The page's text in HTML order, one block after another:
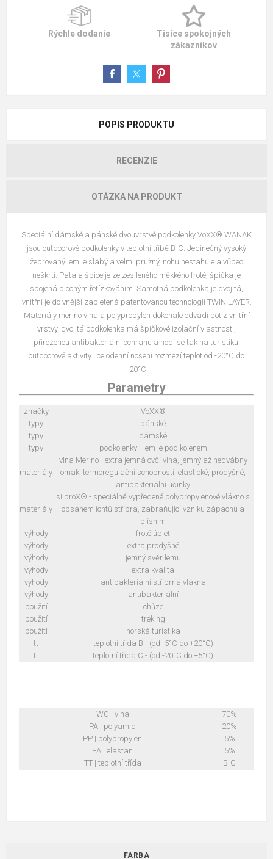
Rýchle dodanie
Tisíce spokojných
zákazníkov
POPIS PRODUKTU
RECENZIE
OTÁZKA NA PRODUKT
Speciální dámské a pánské dvouvrstvé podkolenky VoXX® WANAK
jsou outdoorové podkolenky v teplotní tříbě B-C. Jedinečný vysoký
žebrovaný lem je slabý a velmi pružný, nohu nestahuje a vůbec
neškrtí. Pata a špice je ze zesíleného měkkého froté, špička je
spojená plochým řetízkováním. Samotná podkolenka je dvojitá,
vnitřní je do vnější zapletená patentovanou technologií TWIN LAYER.
Materiály merino vlna a polypropylen dokonale odvádí pot z vnitřní
vrstvy, dvojitá podkolenka má špičkové izolační vlastnosti,
přirozenou antibakteriální ochranu a hodí se tak na turistiku,
outdoorové aktivity i celodenní nošení rozmezí teplot od -20°C do
+20°C.
Parametry
značky
VoXX®
typy
pánské
typy
dámské
typy
podkolenky - lem je pod kolenem
materiály
vlna Merino - extra jemná ovčí vlna, jemný až hedvábný
omak, termoregulační schopnosti, elastické, prodyšné,
antibakteriální účinky
materiály
silproX® - speciálně vypředené polypropylenové vlákno s
obsahem iontů stříbra, zabraňující vzniku zápachu a
plísním
výhody
froté úplet
výhody
extra prodyšné
výhody
jemný svěr lemu
výhody
extra kvalita
výhody
antibakteriální stříbrná vlákna
výhody
antibakteriální
použití
chůze
použití
treking
použití
horská turistika
tt
teplotní třída B - (od -5°C do +20°C)
tt
teplotní třída C - (od -20°C do +5°C)
WO | vlna
70%
PA | polyamid
20%
PP | polypropylen
5%
EA | elastan
5%
TT | teplotní třída
B-C
FARBA